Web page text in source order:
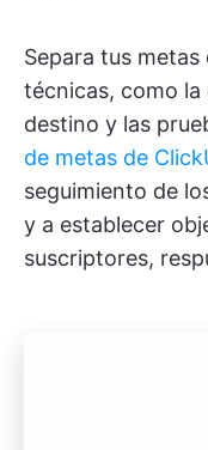
Separa tus
técnicas, como
destino y las
de metas de
seguimiento de
y a establecer
suscriptores,